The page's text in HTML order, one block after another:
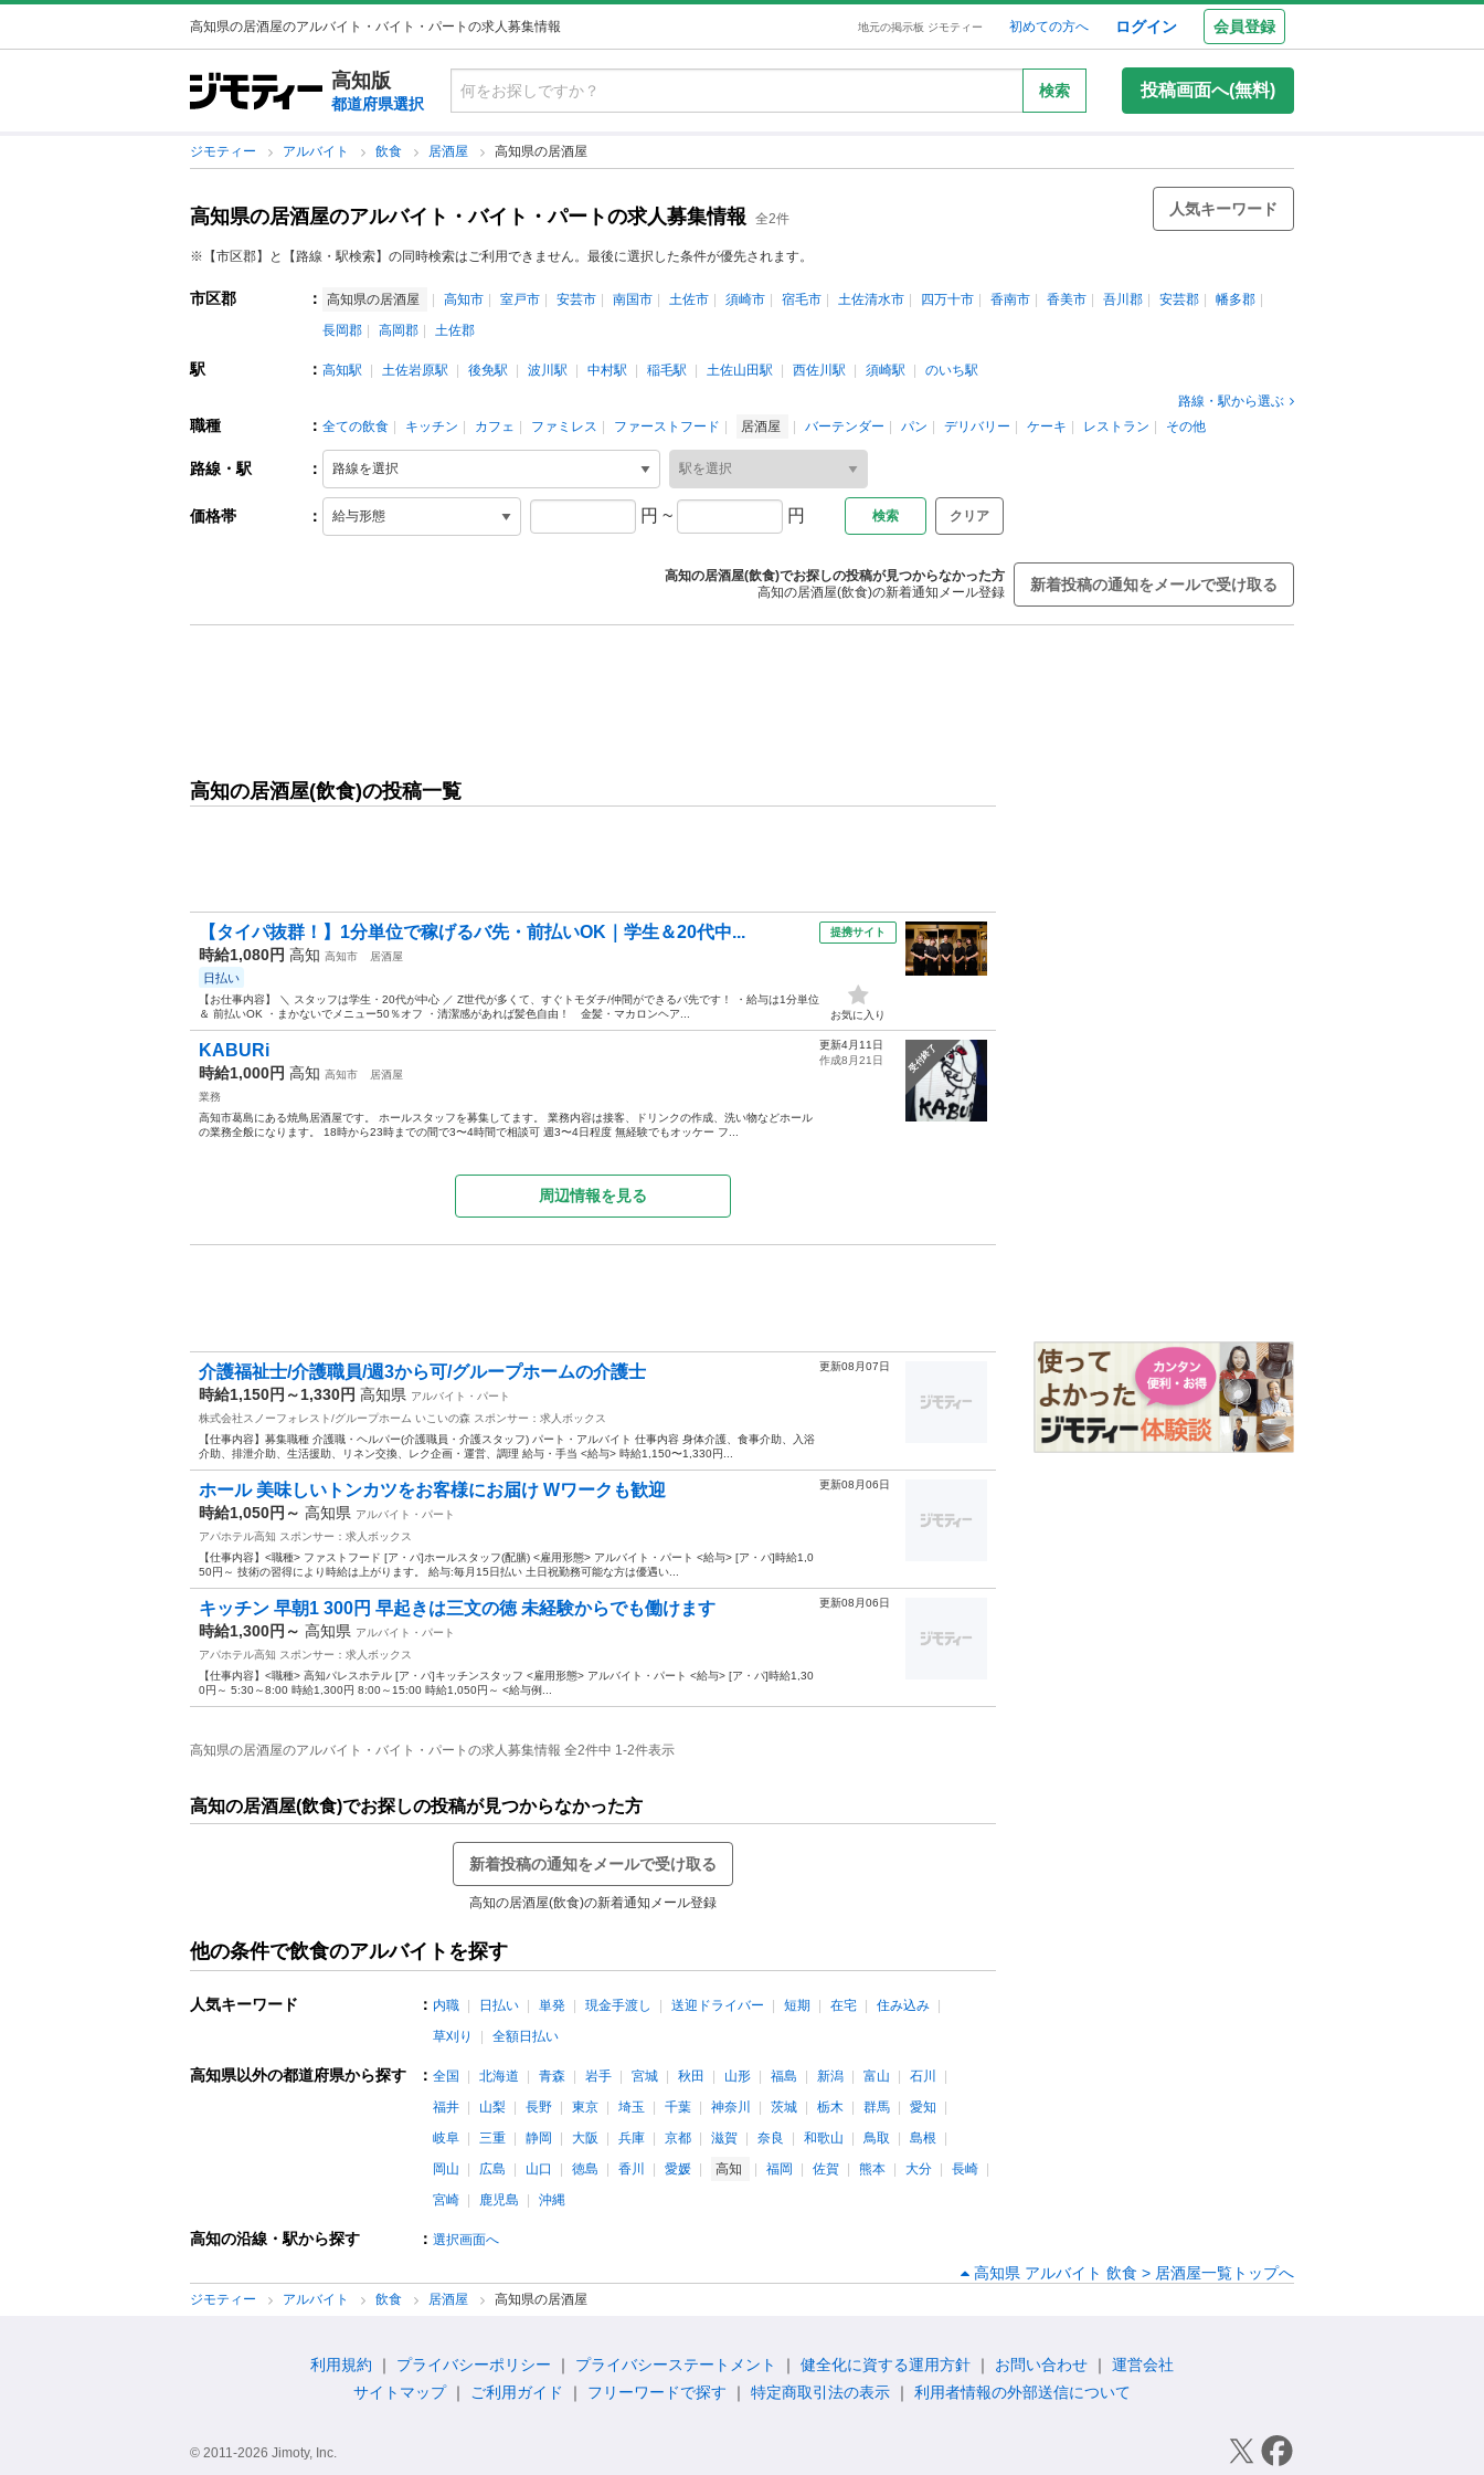
高知県の居酒屋のアルバイト・バイト・パートの求人募集情報 地元の掲示板 ジモティー 初めての方へ ログイン 会員登録
高知版
都道府県選択
検索 投稿画面へ(無料)
ジモティー アルバイト 飲食 居酒屋 高知県の居酒屋
高知県の居酒屋のアルバイト・バイト・パートの求人募集情報 全2件
人気キーワード
※【市区郡】と【路線・駅検索】の同時検索はご利用できません。最後に選択した条件が優先されます。
市区郡 ： 高知県の居酒屋 高知市 室戸市 安芸市 南国市 土佐市 須崎市 宿毛市 土佐清水市 四万十市 香南市 香美市 吾川郡 安芸郡
幡多郡
長岡郡
高岡郡 土佐郡
駅 ： 高知駅 土佐岩原駅 後免駅 波川駅 中村駅 稲毛駅 土佐山田駅 西佐川駅 須崎駅
のいち駅
路線・駅から選ぶ
職種 ： 全ての飲食 キッチン カフェ ファミレス ファーストフード 居酒屋 バーテンダー パン デリバリー ケーキ レストラン その他
路線・駅 ：
価格帯 ： 円 ~ 円 クリア
高知の居酒屋(飲食)でお探しの投稿が見つからなかった方
高知の居酒屋(飲食)の新着通知メール登録
新着投稿の通知をメールで受け取る
高知の居酒屋(飲食)の投稿一覧
【タイパ抜群！】1分単位で稼げるバ先・前払いOK｜学生＆20代中...
時給1,080円 高知 高知市 居酒屋
日払い
【お仕事内容】 ＼ スタッフは学生・20代が中心 ／ Z世代が多くて、すぐトモダチ/仲間ができるバ先です！ ・給与は1分単位
＆ 前払いOK ・まかないでメニュー50％オフ ・清潔感があれば髪色自由！ 金髪・マカロンヘア...
提携サイト
お気に入り
受付終了
KABURi
時給1,000円 高知 高知市
居酒屋
業務
高知市葛島にある焼鳥居酒屋です。 ホールスタッフを募集してます。 業務内容は接客、ドリンクの作成、洗い物などホール
の業務全般になります。 18時から23時までの間で3〜4時間で相談可 週3〜4日程度 無経験でもオッケー フ...
更新4月11日
作成8月21日
周辺情報を見る
介護福祉士/介護職員/週3から可/グループホームの介護士
時給1,150円～1,330円 高知県 アルバイト・パート
株式会社スノーフォレスト/グループホーム いこいの森 スポンサー：求人ボックス
【仕事内容】募集職種 介護職・ヘルパー(介護職員・介護スタッフ) パート・アルバイト 仕事内容 身体介護、食事介助、入浴
介助、排泄介助、生活援助、リネン交換、レク企画・運営、調理 給与・手当 <給与> 時給1,150〜1,330円...
更新08月07日
ホール 美味しいトンカツをお客様にお届け Wワークも歓迎
時給1,050円～ 高知県 アルバイト・パート
アパホテル高知 スポンサー：求人ボックス
【仕事内容】<職種> ファストフード [ア・パ]ホールスタッフ(配膳) <雇用形態> アルバイト・パート <給与> [ア・パ]時給1,0
50円～ 技術の習得により時給は上がります。 給与:毎月15日払い 土日祝勤務可能な方は優遇い...
更新08月06日
キッチン 早朝1 300円 早起きは三文の徳 未経験からでも働けます
時給1,300円～ 高知県 アルバイト・パート
アパホテル高知 スポンサー：求人ボックス
【仕事内容】<職種> 高知パレスホテル [ア・パ]キッチンスタッフ <雇用形態> アルバイト・パート <給与> [ア・パ]時給1,30
0円～ 5:30～8:00 時給1,300円 8:00～15:00 時給1,050円～ <給与例...
更新08月06日
高知県の居酒屋のアルバイト・バイト・パートの求人募集情報 全2件中 1-2件表示
高知の居酒屋(飲食)でお探しの投稿が見つからなかった方
新着投稿の通知をメールで受け取る
高知の居酒屋(飲食)の新着通知メール登録
他の条件で飲食のアルバイトを探す
人気キーワード ： 内職 日払い 単発 現金手渡し 送迎ドライバー 短期 在宅
住み込み
草刈り
全額日払い
高知県以外の都道府県から探す ： 全国 北海道 青森 岩手 宮城 秋田 山形 福島 新潟 富山
石川
福井
山梨 長野 東京 埼玉 千葉 神奈川 茨城 栃木 群馬
愛知
岐阜
三重 静岡 大阪 兵庫 京都 滋賀 奈良 和歌山 鳥取
島根
岡山
広島 山口 徳島 香川 愛媛 高知 福岡 佐賀 熊本 大分
長崎
宮崎
鹿児島 沖縄
高知の沿線・駅から探す ： 選択画面へ
高知県 アルバイト 飲食 > 居酒屋一覧トップへ
ジモティー アルバイト 飲食 居酒屋 高知県の居酒屋
利用規約 プライバシーポリシー プライバシーステートメント 健全化に資する運用方針 お問い合わせ
運営会社
サイトマップ
ご利用ガイド フリーワードで探す 特定商取引法の表示 利用者情報の外部送信について
© 2011-2026 Jimoty, Inc.